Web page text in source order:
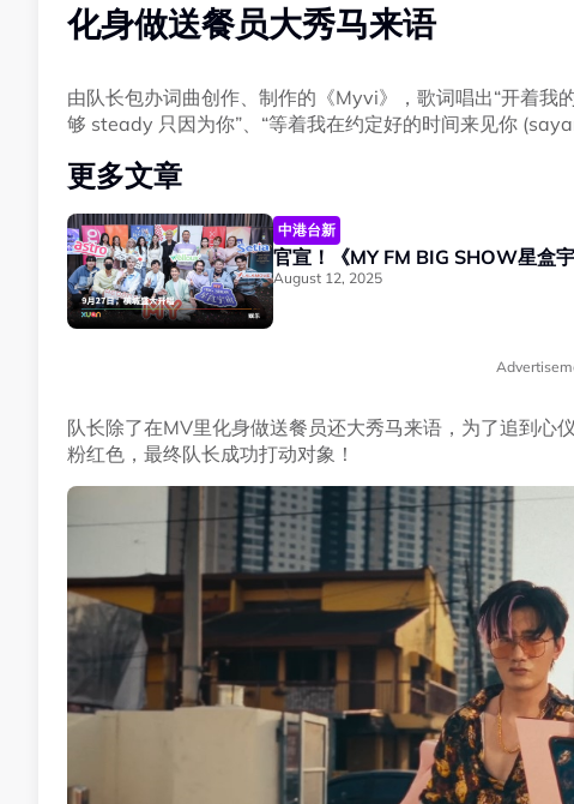
化身做送餐员大秀马来语
由队长包办词曲创作、制作的《Myvi》，歌词唱出“开着我
够 steady 只因为你”、“等着我在约定好的时间来见你
更多文章
中港台新
官宣！《MY FM BIG SHOW星盒
August 12, 2025
队长除了在MV里化身做送餐员还大秀马来语，为了追到心
粉红色，最终队长成功打动对象！